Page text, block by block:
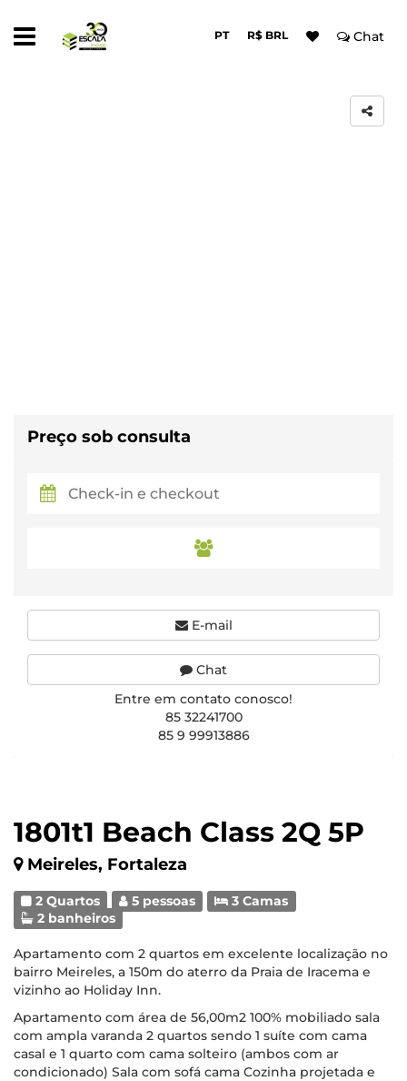
PT R$ BRL Chat
1801t1 Beach Class 2Q 5P
Meireles, Fortaleza
2 Quartos 5 pessoas
3 Camas
2 banheiros
Apartamento com 2 quartos em excelente localização no
bairro Meireles, a 150m do aterro da Praia de Iracema e
vizinho ao Holiday Inn.
Apartamento com área de 56,00m2 100% mobiliado sala
com ampla varanda 2 quartos sendo 1 suíte com cama
casal e 1 quarto com cama solteiro (ambos com ar
condicionado) Sala com sofá cama Cozinha projetada e
Preço sob consulta
E-mail
Chat
Entre em contato conosco!
85 32241700
85 9 99913886